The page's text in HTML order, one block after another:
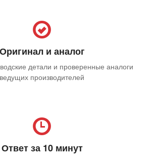
Оригинал и аналог
детали и проверенные аналоги
ведущих производителей
Ответ за 10 минут